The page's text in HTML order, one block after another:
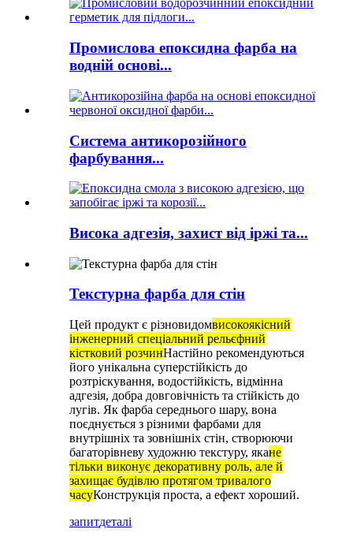
Промислова епоксидна фарба на
водній основі...
Система антикорозійного
фарбування...
Висока адгезія, захист від іржі та...
Текстурна фарба для стін
Цей продукт є різновидомвисокоякісний
інженерний спеціальний рельєфний
кістковий розчинНастійно рекомендуються
його унікальна суперстійкість до
розтріскування, водостійкість, відмінна
адгезія, добра довговічність та стійкість до
лугів. Як фарба середнього шару, вона
поєднується з різними фарбами для
внутрішніх та зовнішніх стін, створюючи
багаторівневу художню текстуру, якане
тільки виконує декоративну роль, але й
захищає будівлю протягом тривалого
часуКонструкція проста, а ефект хороший.
запитдеталі